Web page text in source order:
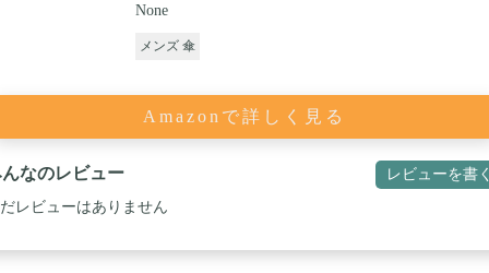
None
メンズ 傘
Amazonで詳しく見る
なのレビュー レビューを書く
レビューはありません